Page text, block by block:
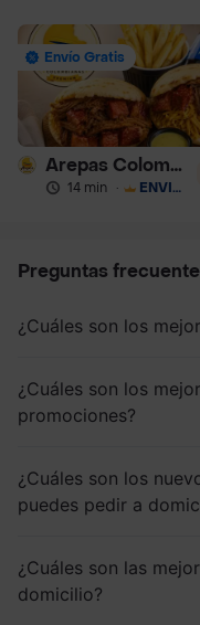
Envío Gratis
Arepas Colombianas Premium
14 min · ENVÍO GRATIS
Preguntas
¿Cuáles son los
¿Cuáles son los
promociones?
¿Cuáles son los
puedes pedir a
¿Cuáles son las
domicilio?